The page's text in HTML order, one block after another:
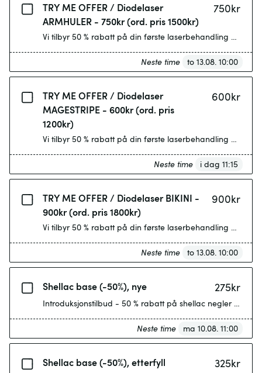
TRY ME OFFER / Diodelaser
ARMHULER - 750kr (ord. pris 1500kr)
750kr
Neste time to 13.08. 10:00
TRY ME OFFER / Diodelaser
MAGESTRIPE - 600kr (ord. pris
1200kr)
600kr
Vi tilbyr 50 % rabatt på din første laserbehandling på
Neste time i dag 11:15
TRY ME OFFER / Diodelaser BIKINI -
900kr (ord. pris 1800kr)
900kr
Vi tilbyr 50 % rabatt på din første laserbehandling på
Neste time to 13.08. 10:00
Shellac base (-50%), nye 275kr
Introduksjonstilbud - 50 % rabatt på shellac negler med
Neste time ma 10.08. 11:00
Shellac base (-50%), etterfyll 325kr